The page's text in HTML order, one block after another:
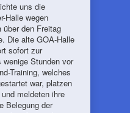
uns die
Halle wegen
den Freitag
Die alte GOA-Halle
sofort zur
wenige Stunden vor
Training, welches
war, platzen
meldeten ihre
Belegung der